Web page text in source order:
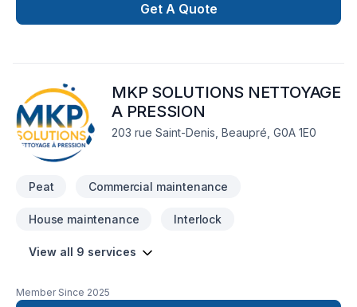
enrochement / émondage / dessouchage
Get A Quote
MKP SOLUTIONS NETTOYAGE
A PRESSION
203 rue Saint-Denis, Beaupré, G0A 1E0
Peat Commercial maintenance
House maintenance Interlock
View all 9 services
Member Since 2025